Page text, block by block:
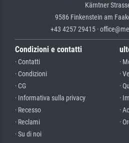
Kärntner
9586 Finkenstein am
+43 4257 29415 ·
Condizioni e contatti
· Contatti
· Condizioni
· CG
· Informativa sulla privacy
· Recesso
· Reclami
· Su di noi
·
·
·
·
·
·